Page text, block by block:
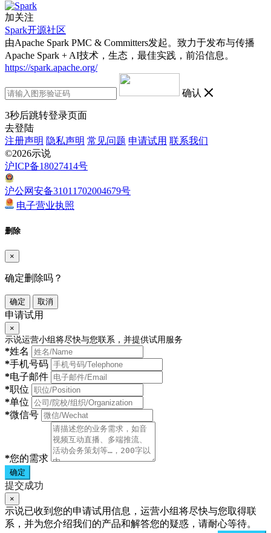
加关注
Spark开源社区
由Apache Spark PMC & Committers发起。致力于发布与传播
Apache Spark + AI技术，生态，最佳实践，前沿信息。
https://spark.apache.org/
确认
3秒后跳转登录页面
去登陆
注册声明 隐私声明 常见问题 申请试用 联系我们
©2026示说
沪ICP备18027414号
沪公网安备31011702004679号
电子营业执照
删除
×
确定删除吗？
确定 取消
申请试用
×
示说运营小组将尽快与您联系，并提供试用服务
*姓名
*手机号码
*电子邮件
*职位
*单位
*微信号
*您的需求
确定
提交成功
×
示说已收到您的申请试用信息，运营小组将尽快与您取得联
系，并为您介绍我们的产品和解答您的疑惑，请耐心等待。